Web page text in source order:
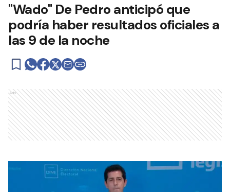
"Wado" De Pedro anticipó que
podría haber resultados oficiales a
las 9 de la noche
Ads